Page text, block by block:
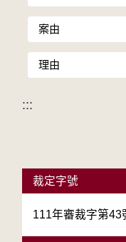
案由
理由
:::
裁定字號
111年審裁字第43